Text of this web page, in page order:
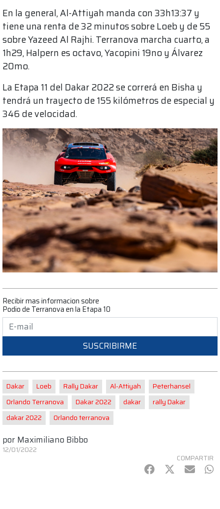
En la general, Al-Attiyah manda con 33h13:37 y
tiene una renta de 32 minutos sobre Loeb y de 55
sobre Yazeed Al Rajhi. Terranova marcha cuarto, a
1h29, Halpern es octavo, Yacopini 19no y Álvarez
20mo.
La Etapa 11 del Dakar 2022 se correrá en Bisha y
tendrá un trayecto de 155 kilómetros de especial y
346 de velocidad.
Recibir mas informacion sobre
Podio de Terranova en la Etapa 10
SUSCRIBIRME
Dakar Loeb Rally Dakar Al-Attiyah
Peterhansel
Orlando Terranova
Dakar 2022 dakar
rally Dakar
dakar 2022
Orlando terranova
por Maximiliano Bibbo
12/01/2022
COMPARTIR
Facebook
Twitter
mail